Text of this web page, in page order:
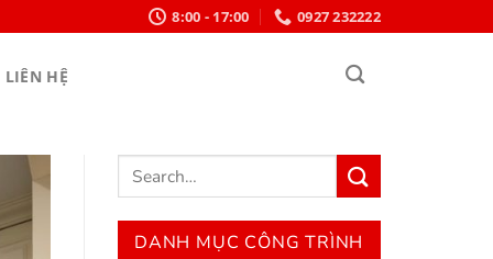
8:00 - 17:00 0927 232222
LIÊN HỆ
DANH MỤC CÔNG TRÌNH